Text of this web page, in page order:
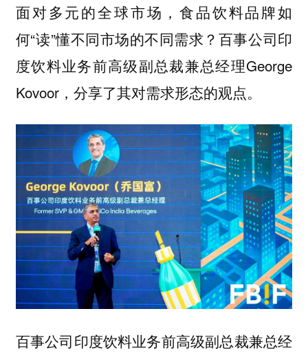
面对多元的全球市场，食品饮料品牌如
何“读”懂不同市场的不同需求？百事公司印
度饮料业务前高级副总裁兼总经理George
Kovoor，分享了其对需求形态的观点。
百事公司印度饮料业务前高级副总裁兼总经